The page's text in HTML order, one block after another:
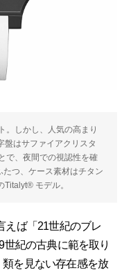
。しかし、人気の高まり
盤はサファイアクリスタ
で、夜間での視認性を確
つ、ケース素材はチタン
モデル。
ば「21世紀のブレ
紀の古典に範を取り
を見ない存在感を放